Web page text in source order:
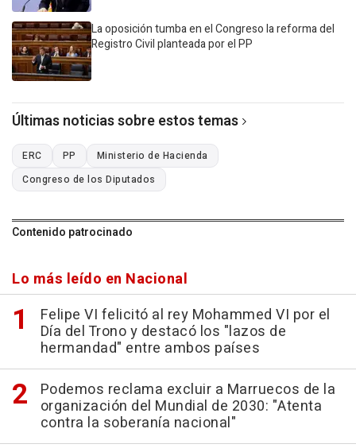
La oposición tumba en el Congreso la reforma del
Registro Civil planteada por el PP
Últimas noticias sobre estos temas
ERC PP
Ministerio de Hacienda
Congreso de los Diputados
Contenido patrocinado
Lo más leído en Nacional
Felipe VI felicitó al rey Mohammed VI por el
Día del Trono y destacó los "lazos de
hermandad" entre ambos países
Podemos reclama excluir a Marruecos de la
organización del Mundial de 2030: "Atenta
contra la soberanía nacional"